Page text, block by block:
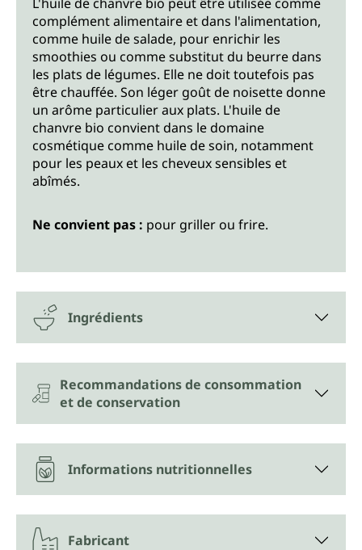
complément alimentaire et dans l'alimentation,
comme huile de salade, pour enrichir les
smoothies ou comme substitut du beurre dans
les plats de légumes. Elle ne doit toutefois pas
être chauffée. Son léger goût de noisette donne
un arôme particulier aux plats. L'huile de
chanvre bio convient dans le domaine
cosmétique comme huile de soin, notamment
pour les peaux et les cheveux sensibles et
abîmés.
Ne convient pas : pour griller ou frire.
Ingrédients
Recommandations de consommation
et de conservation
Informations nutritionnelles
Fabricant